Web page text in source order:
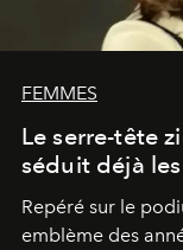
FEMMES
Le serre-tête
séduit déjà
Repéré sur le
emblème des